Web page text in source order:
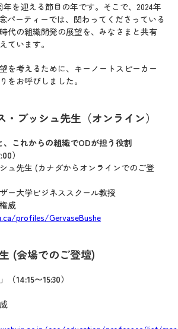
年を迎える節目の年です。そこで、2024年
パーティーでは、関わってくださっている
代の組織開発の展望を、みなさまと共有
ています。
を考えるために、キーノートスピーカー
をお呼びしました。
・ブッシュ先生（オンライン）
、これからの組織でODが担う役割
）
ュ先生 (カナダからオンラインでのご登
ー大学ビジネススクール教授
威
profiles/GervaseBushe
(会場でのご登壇)
（14:15〜15:30）